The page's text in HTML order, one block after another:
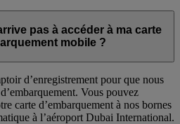
pas à accéder à ma carte
mobile ?
d’enregistrement pour que nous
Vous pouvez
carte d’embarquement à nos bornes
à l’aéroport Dubai International.